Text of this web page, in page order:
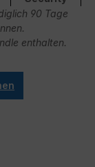
90 Tage
enthalten.